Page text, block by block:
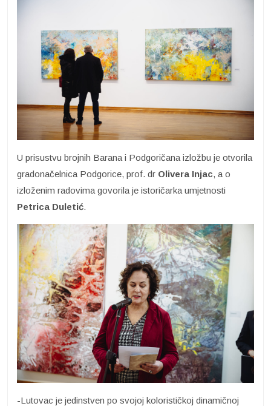
U prisustvu brojnih Barana i Podgoričana izložbu je otvorila
gradonačelnica Podgorice, prof. dr Olivera Injac, a o
izloženim radovima govorila je istoričarka umjetnosti
Petrica Duletić.
-Lutovac je jedinstven po svojoj kolorističkoj dinamičnoj